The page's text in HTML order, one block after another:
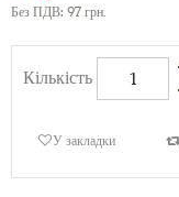
Без ПДВ: 97 грн.
Кількість
У закладки